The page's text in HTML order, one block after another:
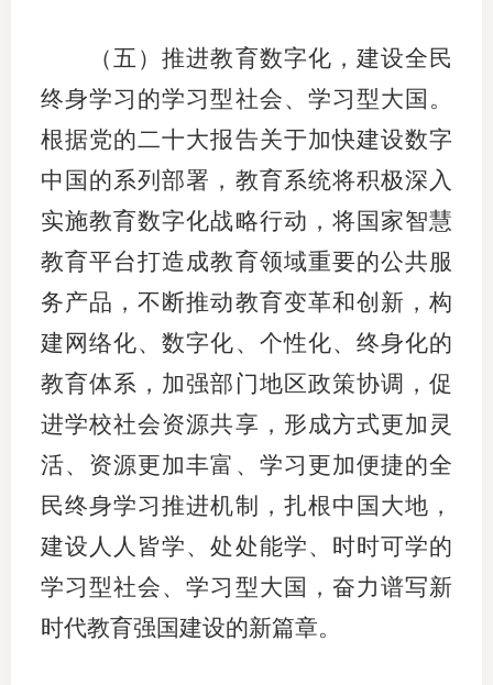
（五）推进教育数字化，建设全民
终身学习的学习型社会、学习型大国。
根据党的二十大报告关于加快建设数字
中国的系列部署，教育系统将积极深入
实施教育数字化战略行动，将国家智慧
教育平台打造成教育领域重要的公共服
务产品，不断推动教育变革和创新，构
建网络化、数字化、个性化、终身化的
教育体系，加强部门地区政策协调，促
进学校社会资源共享，形成方式更加灵
活、资源更加丰富、学习更加便捷的全
民终身学习推进机制，扎根中国大地，
建设人人皆学、处处能学、时时可学的
学习型社会、学习型大国，奋力谱写新
时代教育强国建设的新篇章。